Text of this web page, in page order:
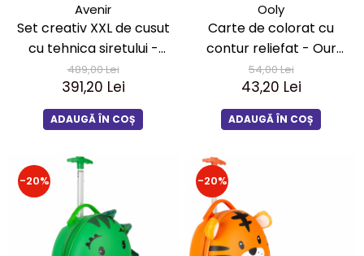
Avenir
Set creativ XXL de cusut
cu tehnica siretului -
Craft N Play Box
489,00 Lei
391,20 Lei
ADAUGĂ ÎN COȘ
Ooly
Carte de colorat cu
contur reliefat - Our
Vacation
54,00 Lei
43,20 Lei
ADAUGĂ ÎN COȘ
-20% -20%